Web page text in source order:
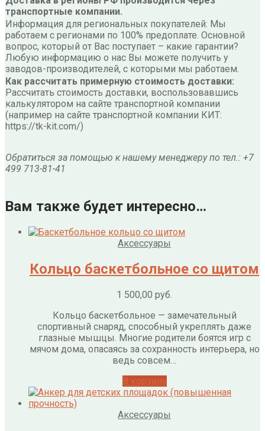
транспортные компании.
Информация для региональных покупателей: Мы
работаем с регионами по 100% предоплате. Основной
вопрос, который от Вас поступает – какие гарантии?
Любую информацию о нас Вы можете получить у
заводов-производителей, с которыми мы работаем.
Как рассчитать примерную стоимость доставки:
Рассчитать стоимость доставки, воспользовавшись
калькулятором на сайте транспортной компании
(например на сайте транспортной компании КИТ:
https://tk-kit.com/)
Обратиться за помощью к нашему менеджеру по тел.: +7
499 713-81-41
Вам также будет интересно…
Аксессуары
Кольцо баскетбольное со щитом
1 500,00 руб.
Кольцо баскетбольное — замечательный
спортивный снаряд, способный укреплять даже
глазные мышцы. Многие родители боятся игр с
мячом дома, опасаясь за сохранность интерьера, но
ведь совсем…
Аксессуары